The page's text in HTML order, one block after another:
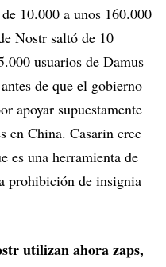
10.000 a unos 160.000
Nostr saltó de 10
usuarios de Damus
de que el gobierno
apoyar supuestamente
en China. Casarin cree
es una herramienta de
prohibición de insignia
utilizan ahora zaps,